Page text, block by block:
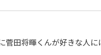
菅田将暉くんが好きな人